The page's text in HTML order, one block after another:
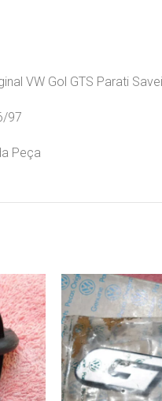
VW Gol GTS Parati
97
Peça